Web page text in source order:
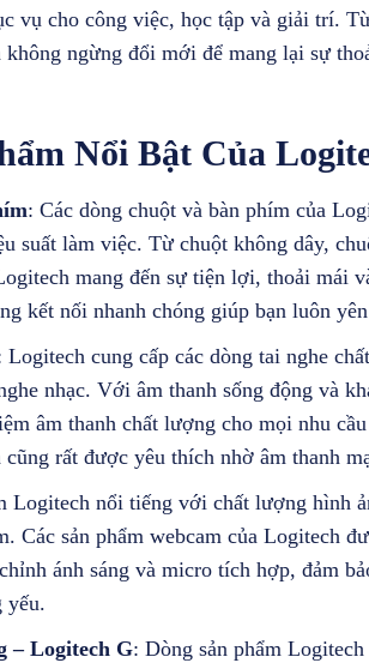
vụ cho công việc, học tập và giải trí.
không ngừng đổi mới để mang lại sự
Nổi Bật Của
: Các dòng chuột và bàn phím của
suất làm việc. Từ chuột không dây,
mang đến sự tiện lợi, thoải mái
kết nối nhanh chóng giúp bạn luôn
Logitech cung cấp các dòng tai nghe
nhạc. Với âm thanh sống động và
âm thanh chất lượng cho mọi nhu
rất được yêu thích nhờ âm thanh
Logitech nổi tiếng với chất lượng hình
Các sản phẩm webcam của Logitech
ánh sáng và micro tích hợp, đảm
yếu.
– Logitech G: Dòng sản phẩm